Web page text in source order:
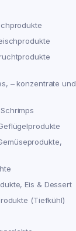
– konzentrate und
Eis & Dessert
(Tiefkühl)